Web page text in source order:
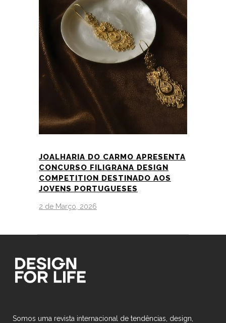
JOALHARIA DO CARMO APRESENTA
CONCURSO FILIGRANA DESIGN
COMPETITION DESTINADO AOS
JOVENS PORTUGUESES
2 de Março, 2026
Somos uma revista internacional de tendências, design,